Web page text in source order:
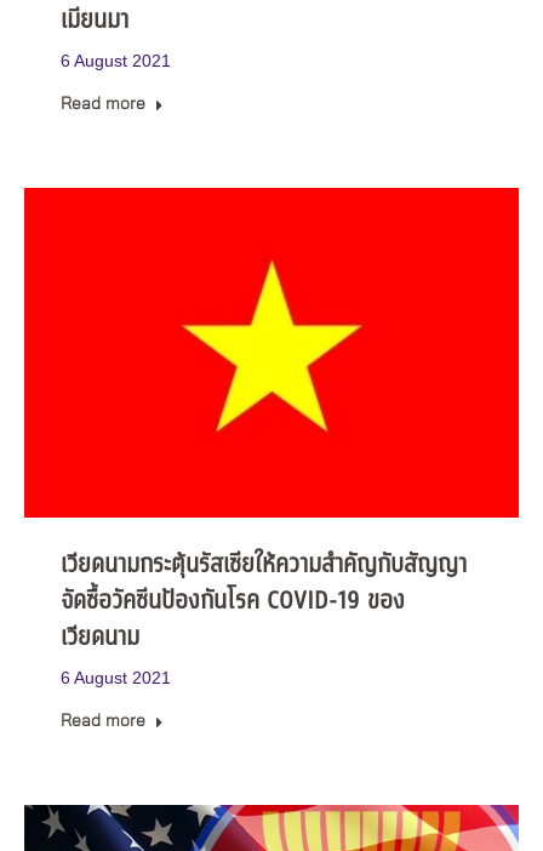
เมียนมา
6 August 2021
Read more
เวียดนามกระตุ้นรัสเซียให้ความสำคัญกับสัญญา
จัดซื้อวัคซีนป้องกันโรค COVID-19 ของ
เวียดนาม
6 August 2021
Read more